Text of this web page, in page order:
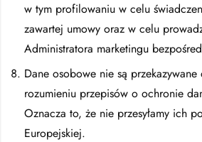
w tym profilowaniu w celu
zawartej umowy oraz w celu
Administratora marketingu
Dane osobowe nie są
rozumieniu przepisów o ochronie
Oznacza to, że nie przesyłamy ich
Europejskiej.